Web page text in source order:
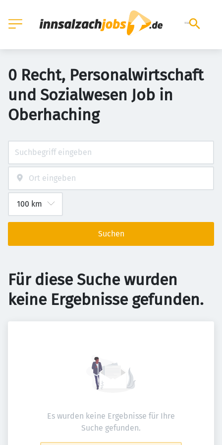
0 Recht, Personalwirtschaft
und Sozialwesen Job in
Oberhaching
Suchen
Für diese Suche wurden
keine Ergebnisse gefunden.
Es wurden keine Ergebnisse für Ihre
Suche gefunden.